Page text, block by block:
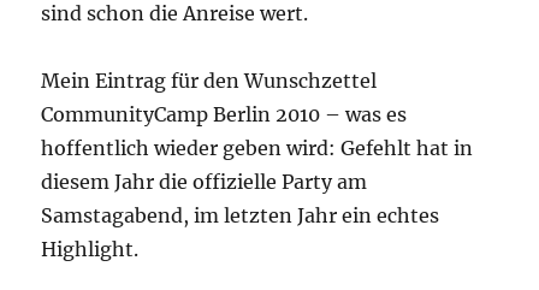
sind schon die Anreise wert.
Mein Eintrag für den Wunschzettel
CommunityCamp Berlin 2010 – was es
hoffentlich wieder geben wird: Gefehlt hat in
diesem Jahr die offizielle Party am
Samstagabend, im letzten Jahr ein echtes
Highlight.